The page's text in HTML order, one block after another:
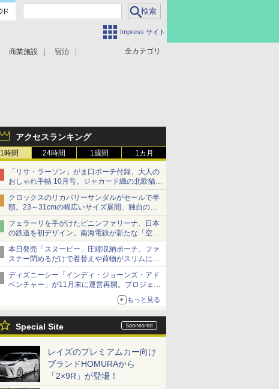
Impress サイト
全カテゴリ
商業施設 宿泊
アクセスランキング
1時間 24時間 1週間 1カ月
「リサ・ラーソン」がま口ポーチ付録、大人の
おしゃれ手帖 10月号。ジャカード織の北欧猫デ
ザイン
クロックスのリカバリーサンダルがセールで半
額。23～31cmの幅広いサイズ展開、独自のク
ッション素材を採用
フェラーリを手がけたピニンファリーナ、日本
の鉄道を初デザイン。南海電鉄が新たな「空港
特急」をなにわ筋線へ導入
本日発売「スヌーピー」圧縮収納ポーチ。ファ
スナー閉めるだけで着替えや荷物がスリムにま
とまる
ディズニーシー「インディ・ジョーンズ・アド
ベンチャー」が11月末に運営再開。プロジェク
ションマッピングを追加、DPAは1500円
もっと見る
Special Site
レイズのプレミアムカー向け
ブランドHOMURAから
「2×9R」が登場！